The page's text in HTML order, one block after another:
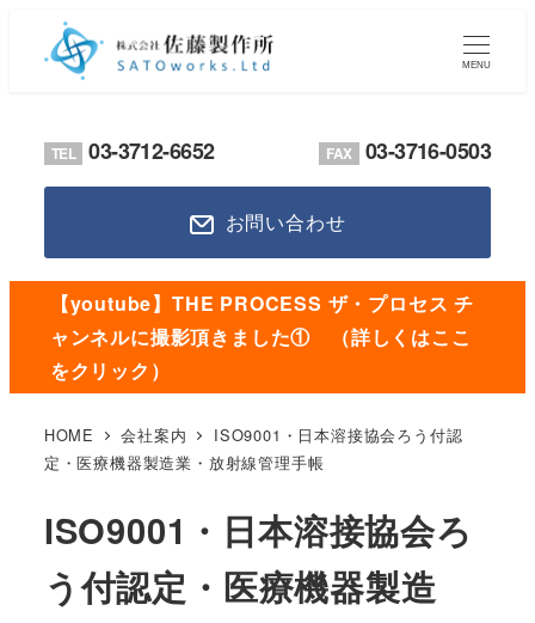
MENU
TEL 03-3712-6652 FAX 03-3716-0503
お問い合わせ
【youtube】THE PROCESS ザ・プロセス チ
ャンネルに撮影頂きました① （詳しくはここ
をクリック）
HOME 会社案内
ISO9001・日本溶接協会ろう付認
定・医療機器製造業・放射線管理手帳
ISO9001・日本溶接協会ろ
う付認定・医療機器製造